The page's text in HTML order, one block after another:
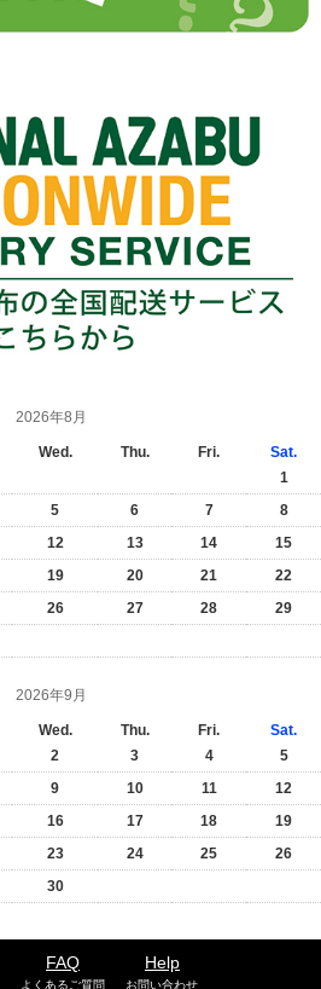
2026年8月
Wed. Thu. Fri.
Sat.
1
5 6 7
8
12 13 14
15
19 20 21
22
26 27 28
29
2026年9月
Wed. Thu. Fri.
Sat.
2 3 4
5
9 10 11
12
16 17 18
19
23 24 25
26
30
FAQ
よくあるご質問
Help
お問い合わせ